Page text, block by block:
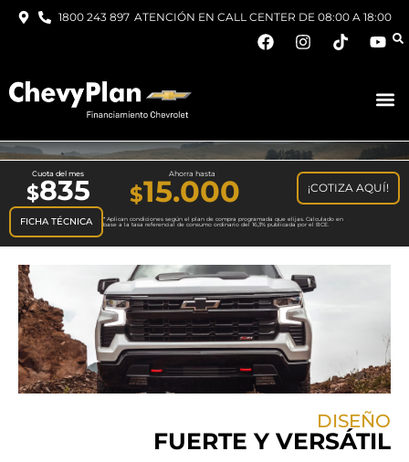
1800 243 897 ATENCIÓN EN CALL CENTER DE 08:00 A 18:00
Cuota del mes
835 Ahorra hasta
$15.000 ¡COTIZA AQUÍ!
FICHA TÉCNICA * Aplican condiciones según el plan de compra programada que elijas. Calculado en
base a la tasa referencial de consumo ordinario del 16,3% publicada por el BCE.
DISEÑO
FUERTE Y VERSÁTIL